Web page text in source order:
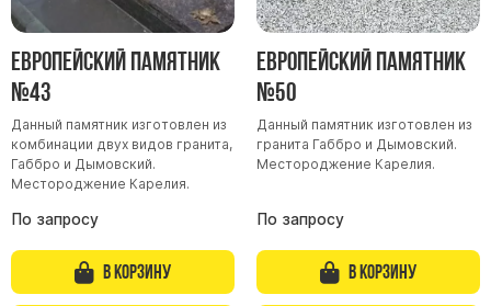
Европейский памятник
№43
Данный памятник изготовлен из
комбинации двух видов гранита,
Габбро и Дымовский.
Местороджение Карелия.
По запросу
В корзину
Европейский памятник
№50
Данный памятник изготовлен из
гранита Габбро и Дымовский.
Местороджение Карелия.
По запросу
В корзину